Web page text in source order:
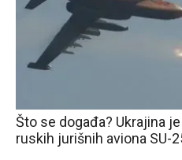
Što se događa? Ukrajina
ruskih jurišnih aviona SU-